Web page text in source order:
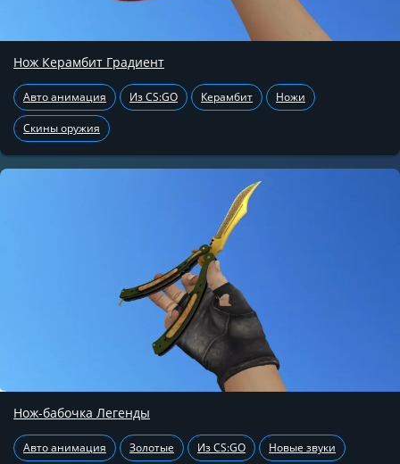
Нож Керамбит Градиент
Авто анимация Из CS:GO Керамбит Ножи
Скины оружия
Нож-бабочка Легенды
Авто анимация Золотые Из CS:GO Новые звуки